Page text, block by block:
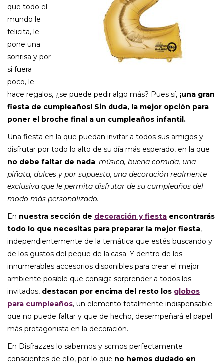
que todo el
mundo le
felicita, le
pone una
sonrisa y por
si fuera
poco, le
hace regalos, ¿se puede pedir algo más? Pues sí, ¡una gran
fiesta de cumpleaños! Sin duda, la mejor opción para
poner el broche final a un cumpleaños infantil.
Una fiesta en la que puedan invitar a todos sus amigos y
disfrutar por todo lo alto de su día más esperado, en la que
no debe faltar de nada: música, buena comida, una
piñata, dulces y por supuesto, una decoración realmente
exclusiva que le permita disfrutar de su cumpleaños del
modo más personalizado.
En nuestra sección de decoración y fiesta encontrarás
todo lo que necesitas para preparar la mejor fiesta,
independientemente de la temática que estés buscando y
de los gustos del peque de la casa. Y dentro de los
innumerables accesorios disponibles para crear el mejor
ambiente posible que consiga sorprender a todos los
invitados, destacan por encima del resto los globos
para cumpleaños, un elemento totalmente indispensable
que no puede faltar y que de hecho, desempeñará el papel
más protagonista en la decoración.
En Disfrazzes lo sabemos y somos perfectamente
conscientes de ello, por lo que no hemos dudado en